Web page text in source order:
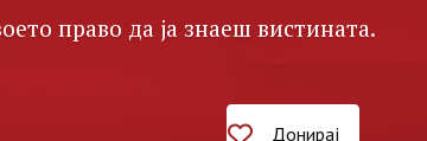
право да ја знаеш вистината.
Донирај